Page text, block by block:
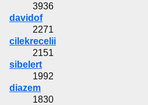
3936
davidof
2271
cilekrecelii
2151
sibelert
1992
diazem
1830